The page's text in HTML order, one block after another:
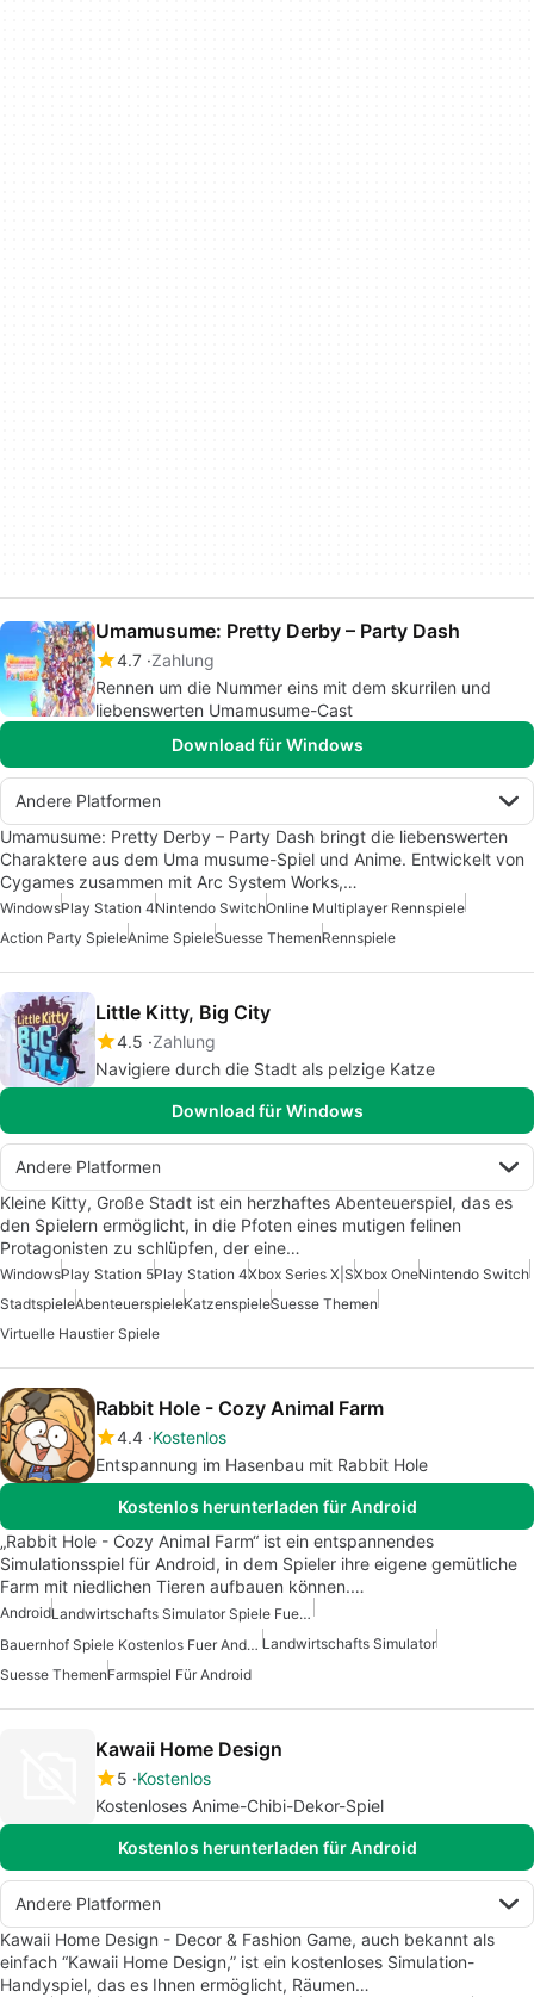
Umamusume: Pretty Derby – Party Dash
4.7 Zahlung
Rennen um die Nummer eins mit dem skurrilen und
liebenswerten Umamusume-Cast
Download für Windows
Andere Platformen
Umamusume: Pretty Derby – Party Dash bringt die liebenswerten
Charaktere aus dem Uma musume-Spiel und Anime. Entwickelt von
Cygames zusammen mit Arc System Works,…
WindowsPlay Station 4Nintendo SwitchOnline Multiplayer Rennspiele
Action Party SpieleAnime SpieleSuesse ThemenRennspiele
Little Kitty, Big City
4.5 Zahlung
Navigiere durch die Stadt als pelzige Katze
Download für Windows
Andere Platformen
Kleine Kitty, Große Stadt ist ein herzhaftes Abenteuerspiel, das es
den Spielern ermöglicht, in die Pfoten eines mutigen felinen
Protagonisten zu schlüpfen, der eine…
WindowsPlay Station 5Play Station 4Xbox Series X|SXbox OneNintendo Switch
StadtspieleAbenteuerspieleKatzenspieleSuesse Themen
Virtuelle Haustier Spiele
Rabbit Hole - Cozy Animal Farm
4.4 Kostenlos
Entspannung im Hasenbau mit Rabbit Hole
Kostenlos herunterladen für Android
„Rabbit Hole - Cozy Animal Farm“ ist ein entspannendes
Simulationsspiel für Android, in dem Spieler ihre eigene gemütliche
Farm mit niedlichen Tieren aufbauen können.…
Android
Landwirtschafts Simulator Spiele Fuer Android
Bauernhof Spiele Kostenlos Fuer Android Landwirtschafts Simulator
Suesse ThemenFarmspiel Für Android
Kawaii Home Design
5 Kostenlos
Kostenloses Anime-Chibi-Dekor-Spiel
Kostenlos herunterladen für Android
Andere Platformen
Kawaii Home Design - Decor & Fashion Game, auch bekannt als
einfach “Kawaii Home Design,” ist ein kostenloses Simulation-
Handyspiel, das es Ihnen ermöglicht, Räumen…